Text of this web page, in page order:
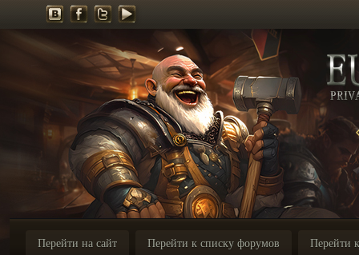
Перейти на сайт Перейти к списку форумов Перейти